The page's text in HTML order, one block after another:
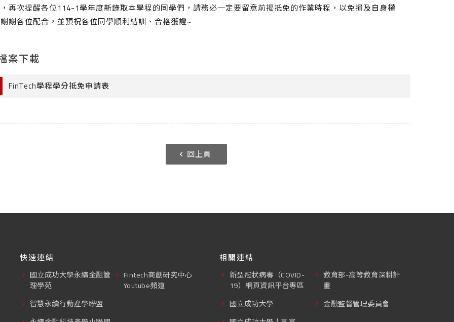
再次提醒各位114-1學年度新錄取本學程的同學們，請務必一定要留意前揭抵免的作業時程，以免損及自身權
謝各位配合，並預祝各位同學順利結訓、合格獲證~
案下載
FinTech學程學分抵免申請表
回上頁
快速連結
國立成功大學永續金融管
理學苑
智慧永續行動產學聯盟
Fintech商創研究中心
Youtube頻道
相關連結
新型冠狀病毒（COVID-
19）網頁資訊平台專區
國立成功大學
教育部-高等教育深耕計
畫
金融監督管理委員會